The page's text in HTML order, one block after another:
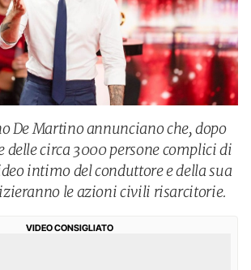
De Martino annunciano che, dopo
delle circa 3000 persone complici di
intimo del conduttore e della sua
le azioni civili risarcitorie.
VIDEO CONSIGLIATO